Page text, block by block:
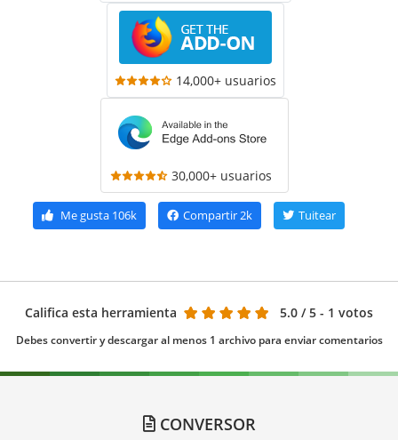
14,000+ usuarios
30,000+ usuarios
Me gusta106k Compartir2k Tuitear
Califica esta herramienta 5.0 / 5 - 1 votos
Debes convertir y descargar al menos 1 archivo para enviar comentarios
CONVERSOR